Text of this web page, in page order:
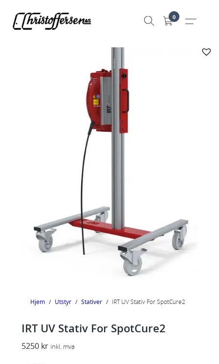
0
Hjem / Utstyr / Stativer / IRT UV Stativ For SpotCure2
IRT UV Stativ For SpotCure2
5250 kr inkl. mva